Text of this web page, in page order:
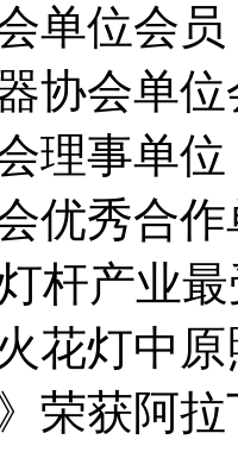
单位会员
协会单位
理事单位
优秀合作
杆产业
花灯中
荣获阿